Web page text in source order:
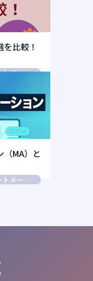
比較！
マーケティングオートメーション（MA）
（MA）と
マーケティングオートメーション（MA）